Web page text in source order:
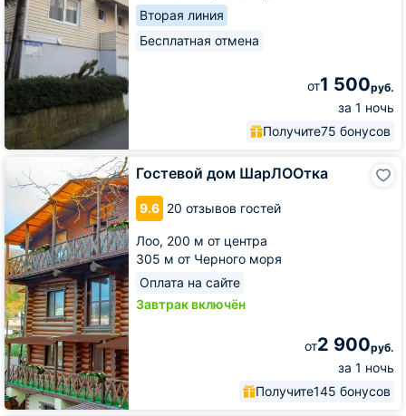
Вторая линия
Бесплатная отмена
от1 500руб.
за 1 ночь
Получите75 бонусов
Гостевой дом ШарЛООтка
9.6 20 отзывов гостей
Лоо, 200 м от центра
305 м от Черного моря
Оплата на сайте
Завтрак включён
от2 900руб.
за 1 ночь
Получите145 бонусов
дом
ШарЛООтка